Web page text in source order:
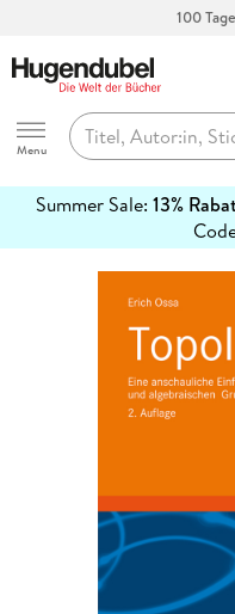
100
Hugendubel
Menu
Summer Sale: 13%
erfahren